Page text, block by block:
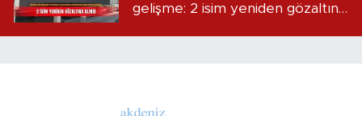
gelişme: 2 isim yeniden gözaltına